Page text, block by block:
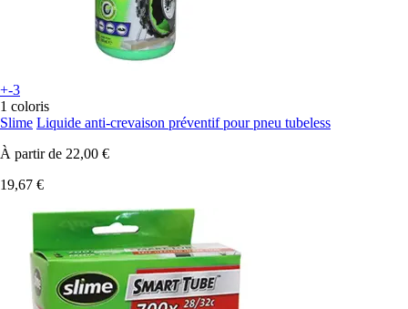
+-3
1 coloris
Slime Liquide anti-crevaison préventif pour pneu tubeless
À partir de 22,00 €
19,67 €